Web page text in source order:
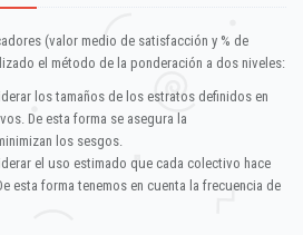
(valor medio de satisfacción y % de
el método de la ponderación a dos niveles:
los tamaños de los estratos definidos en
De esta forma se asegura la
los sesgos.
el uso estimado que cada colectivo hace
esta forma tenemos en cuenta la frecuencia de